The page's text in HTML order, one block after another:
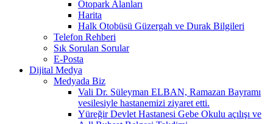
Otopark Alanları
Harita
Halk Otobüsü Güzergah ve Durak Bilgileri
Telefon Rehberi
Sık Sorulan Sorular
E-Posta
Dijital Medya
Medyada Biz
Vali Dr. Süleyman ELBAN, Ramazan Bayramı
vesilesiyle hastanemizi ziyaret etti.
Yüreğir Devlet Hastanesi Gebe Okulu açılışı ve